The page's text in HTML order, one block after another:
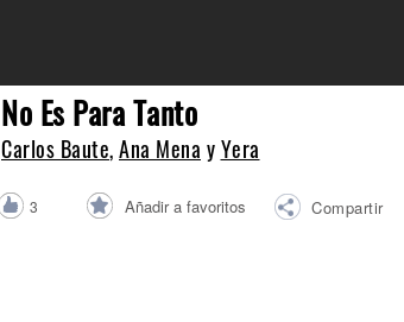
No Es Para Tanto
Carlos Baute,Ana Mena yYera
3 Añadir a favoritos Compartir